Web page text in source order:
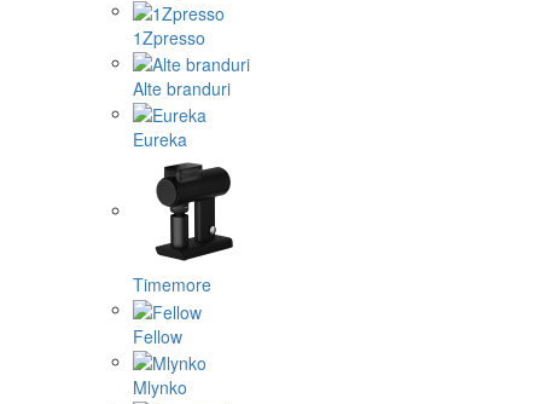
1Zpresso
Alte branduri
Eureka
Timemore
Fellow
Mlynko